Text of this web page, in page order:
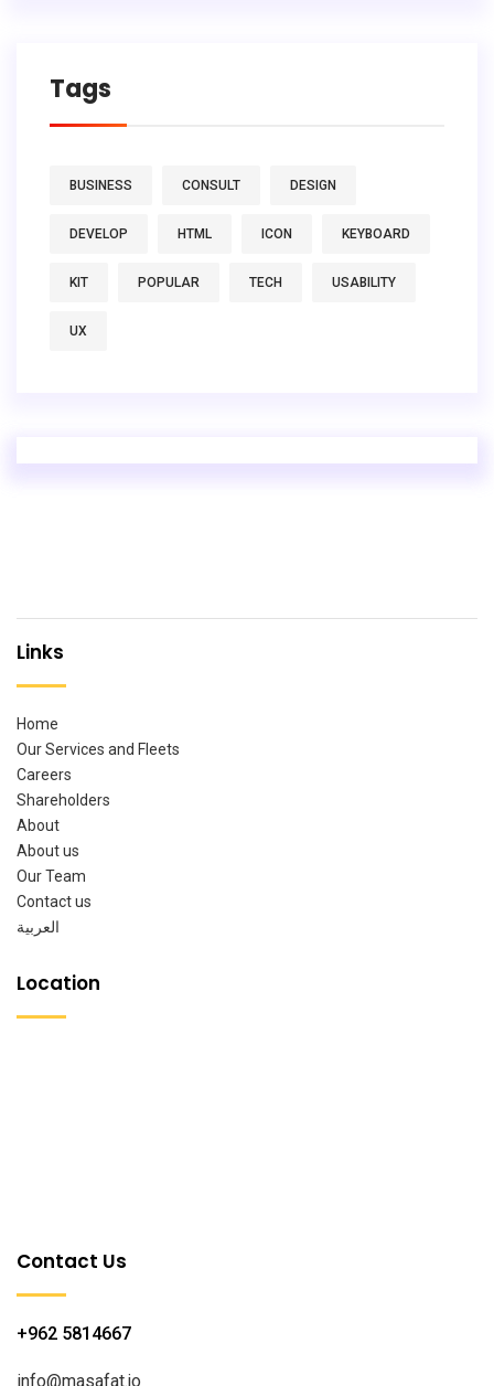
Tags
BUSINESS CONSULT DESIGN
DEVELOP HTML ICON KEYBOARD
KIT POPULAR TECH USABILITY
UX
Links
Home
Our Services and Fleets
Careers
Shareholders
About
About us
Our Team
Contact us
العربية
Location
Contact Us
+962 5814667
info@masafat.jo